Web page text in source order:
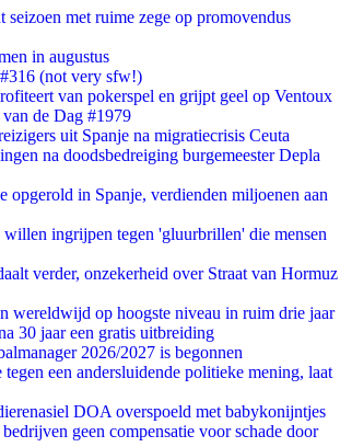
seizoen met ruime zege op promovendus
in augustus
(not very sfw!)
van pokerspel en grijpt geel op Ventoux
de Dag #1979
uit Spanje na migratiecrisis Ceuta
na doodsbedreiging burgemeester Depla
opgerold in Spanje, verdienden miljoenen aan
ingrijpen tegen 'gluurbrillen' die mensen
verder, onzekerheid over Straat van Hormuz
wereldwijd op hoogste niveau in ruim drie jaar
30 jaar een gratis uitbreiding
2026/2027 is begonnen
tegen een andersluidende politieke mening, laat
DOA overspoeld met babykonijntjes
geen compensatie voor schade door